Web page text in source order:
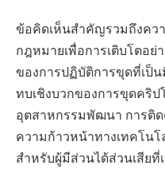
ข้อคิดเห็นสำคัญรวมถึงคว
กฎหมายเพื่อการเติบโตอ
ของการปฏิบัติการขุดที่เป็
ทบเชิงบวกของการขุดคริ
อุตสาหกรรมพัฒนา การติด
ความก้าวหน้าทางเทคโน
สำหรับผู้มีส่วนได้ส่วนเสีย